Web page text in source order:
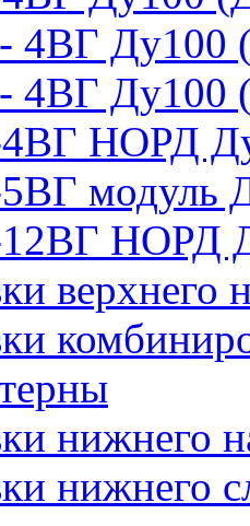
4ВГ Ду100
4ВГ Ду100
НОРД
модуль
НОРД
верхнего
нижнего
нижнего